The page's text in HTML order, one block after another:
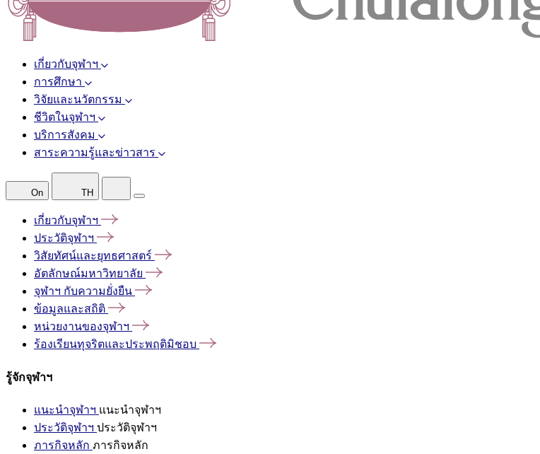
เกี่ยวกับจุฬาฯ
การศึกษา
วิจัยและนวัตกรรม
ชีวิตในจุฬาฯ
บริการสังคม
สาระความรู้และข่าวสาร
On TH
เกี่ยวกับจุฬาฯ
ประวัติจุฬาฯ
วิสัยทัศน์และยุทธศาสตร์
อัตลักษณ์มหาวิทยาลัย
จุฬาฯ กับความยั่งยืน
ข้อมูลและสถิติ
หน่วยงานของจุฬาฯ
ร้องเรียนทุจริตและประพฤติมิชอบ
รู้จักจุฬาฯ
แนะนำจุฬาฯ แนะนำจุฬาฯ
ประวัติจุฬาฯ ประวัติจุฬาฯ
ภารกิจหลัก ภารกิจหลัก